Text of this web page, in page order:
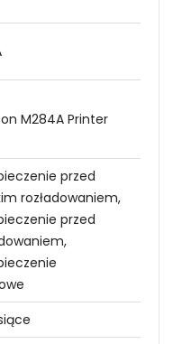
M284A Printer
przed
rozładowaniem,
przed